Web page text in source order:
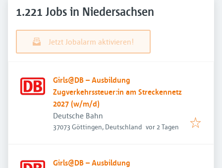
1.221 Jobs in Niedersachsen
Jetzt Jobalarm aktivieren!
Girls@DB – Ausbildung
Zugverkehrssteuer:in am Streckennetz
2027 (w/m/d)
Deutsche Bahn
37073 Göttingen, Deutschland Veröffentlicht
vor 2 Tagen
Girls@DB – Ausbildung